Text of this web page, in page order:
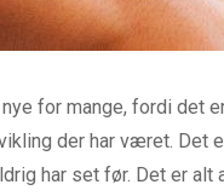
for mange, fordi det
der har været. Det
har set før. Det er alt